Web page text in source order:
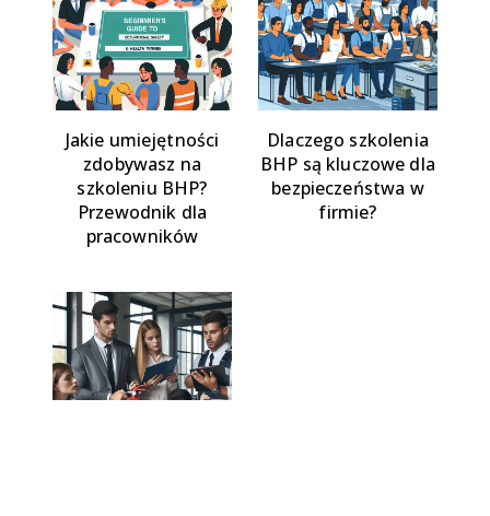
Jakie umiejętności
zdobywasz na
szkoleniu BHP?
Przewodnik dla
pracowników
Dlaczego szkolenia
BHP są kluczowe dla
bezpieczeństwa w
firmie?